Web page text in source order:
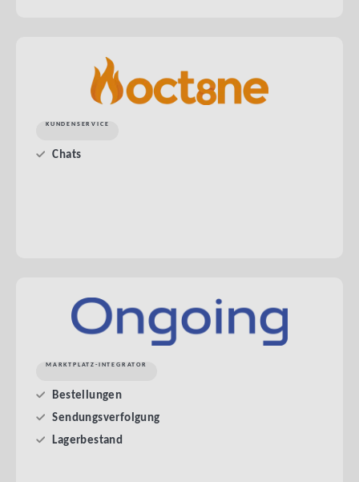
KUNDENSERVICE
Chats
MARKTPLATZ-INTEGRATOR
Bestellungen
Sendungsverfolgung
Lagerbestand